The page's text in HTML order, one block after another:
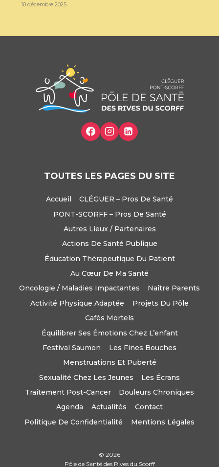
10 décembre 2025
TOUTES LES PAGES DU SITE
Accueil
CLÉGUER – Pros De Santé
PONT-SCORFF – Pros De Santé
Autres Lieux / Partenaires
Actions De Santé Publique
Éducation Thérapeutique Du Patient
Au Cœur De Ma Santé
Oncologie / Maladies Impactantes
Naître Parents
Activité Physique Adaptée
Projets Du Pôle
Cafés Mortels
Équilibrer Ses Émotions Chez L’enfant
Festival Saumon
Les Fines Bouches
Menstruations Et Puberté
Sexualité Chez Les Jeunes
Les Écrans
Traitement Post-Cancer
Douleurs Chroniques
Agenda
Actualités
Contact
Politique De Confidentialité
Mentions Légales
© 2026
Pôle de Santé des Rives du Scorff